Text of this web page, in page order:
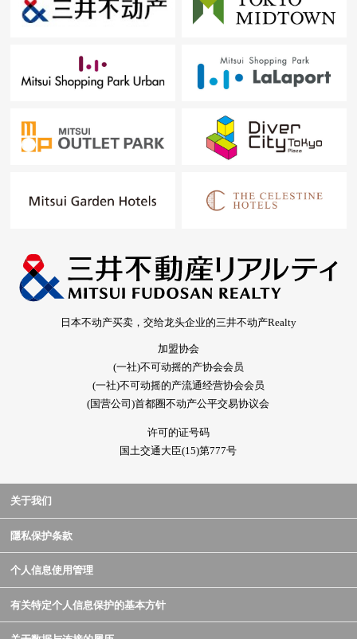
日本不动产买卖，交给龙头企业的三井不动产Realty
加盟协会
(一社)不可动摇的产协会会员
(一社)不可动摇的产流通经营协会会员
(国营公司)首都圈不动产公平交易协议会
许可的证号码
国土交通大臣(15)第777号
关于我们
隱私保护条款
个人信息使用管理
有关特定个人信息保护的基本方针